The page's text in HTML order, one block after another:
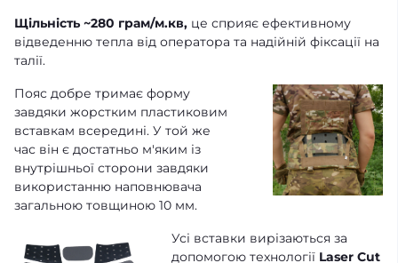
Щільність ~280 грам/м.кв, це сприяє ефективному
відведенню тепла від оператора та надійній фіксації на
талії.
Пояс добре тримає форму
завдяки жорстким пластиковим
вставкам всередині. У той же
час він є достатньо м'яким із
внутрішньої сторони завдяки
використанню наповнювача
загальною товщиною 10 мм.
Усі вставки вирізаються за
допомогою технології Laser Cut